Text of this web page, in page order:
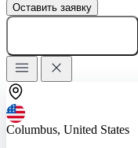
Оставить заявку
Columbus, United States